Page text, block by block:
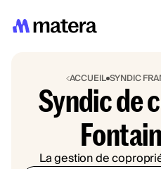
ACCUEIL SYNDIC
Syndic de
La gestion de